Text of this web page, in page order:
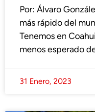
Por: Álvaro
más rápido del
Tenemos en
menos esperado
31 Enero, 2023